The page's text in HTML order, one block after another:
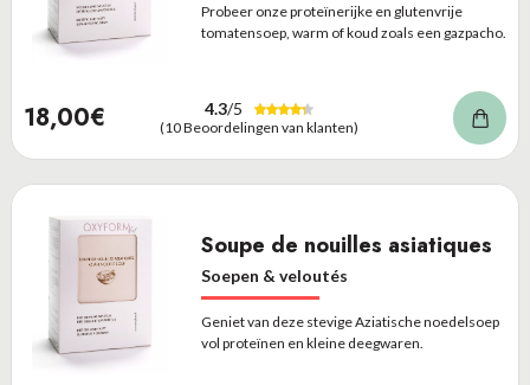
Probeer onze proteïnerijke en glutenvrije
tomatensoep, warm of koud zoals een gazpacho.
18,00€ 4.3/5
(10 Beoordelingen van klanten)
Soupe de nouilles asiatiques
Soepen & veloutés
Geniet van deze stevige Aziatische noedelsoep
vol proteïnen en kleine deegwaren.